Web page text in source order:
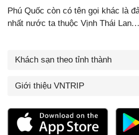
Phú Quốc còn có tên gọi khác là
nhất nước ta thuộc Vịnh Thái
Khách sạn theo tỉnh thành
Giới thiệu VNTRIP